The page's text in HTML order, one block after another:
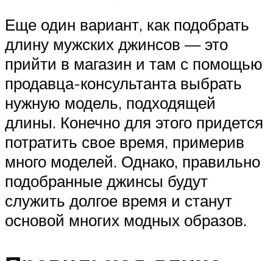
Еще один вариант, как подобрать
длину мужских джинсов — это
прийти в магазин и там с помощью
продавца-консультанта выбрать
нужную модель, подходящей
длины. Конечно для этого придется
потратить свое время, примерив
много моделей. Однако, правильно
подобранные джинсы будут
служить долгое время и станут
основой многих модных образов.